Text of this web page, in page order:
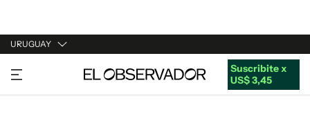
URUGUAY
URUGUAY
ARGENTINA
Suscribite x
US$ 3,45